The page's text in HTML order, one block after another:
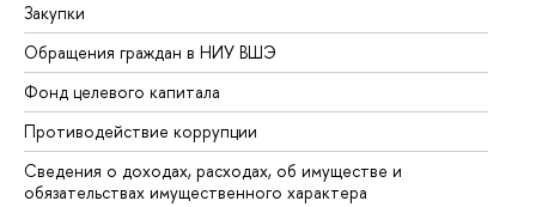
Закупки
Обращения граждан в НИУ ВШЭ
Фонд целевого капитала
Противодействие коррупции
Сведения о доходах, расходах, об имуществе и
обязательствах имущественного характера